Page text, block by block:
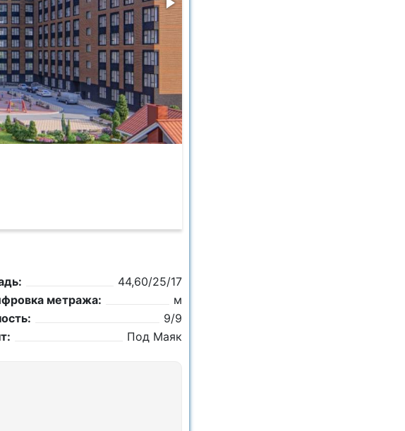
44,60/25/17
метража:
м
9/9
Под Маяк